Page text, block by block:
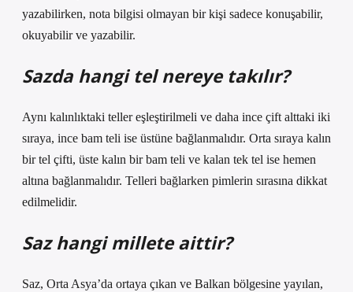
yazabilirken, nota bilgisi olmayan bir kişi sadece konuşabilir,
okuyabilir ve yazabilir.
Sazda hangi tel nereye takılır?
Aynı kalınlıktaki teller eşleştirilmeli ve daha ince çift alttaki iki
sıraya, ince bam teli ise üstüne bağlanmalıdır. Orta sıraya kalın
bir tel çifti, üste kalın bir bam teli ve kalan tek tel ise hemen
altına bağlanmalıdır. Telleri bağlarken pimlerin sırasına dikkat
edilmelidir.
Saz hangi millete aittir?
Saz, Orta Asya’da ortaya çıkan ve Balkan bölgesine yayılan,